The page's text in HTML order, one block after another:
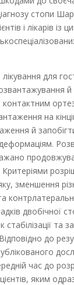
стопи
і лікарів із
для
й
на
й
Критеріями
зменшення
двобічної
та
до
час до
яким